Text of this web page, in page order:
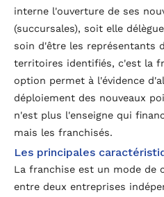
interne l'ouverture de ses
(succursales), soit elle
soin d'être les représentants
territoires identifiés, c'est la
option permet à l'évidence
déploiement des nouveaux
n'est plus l'enseigne qui
mais les franchisés.
Les principales
La franchise est un mode de
entre deux entreprises